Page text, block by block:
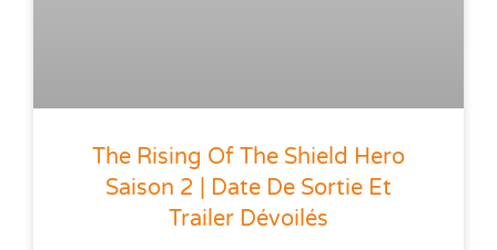
The Rising Of The Shield Hero
Saison 2 | Date De Sortie Et
Trailer Dévoilés